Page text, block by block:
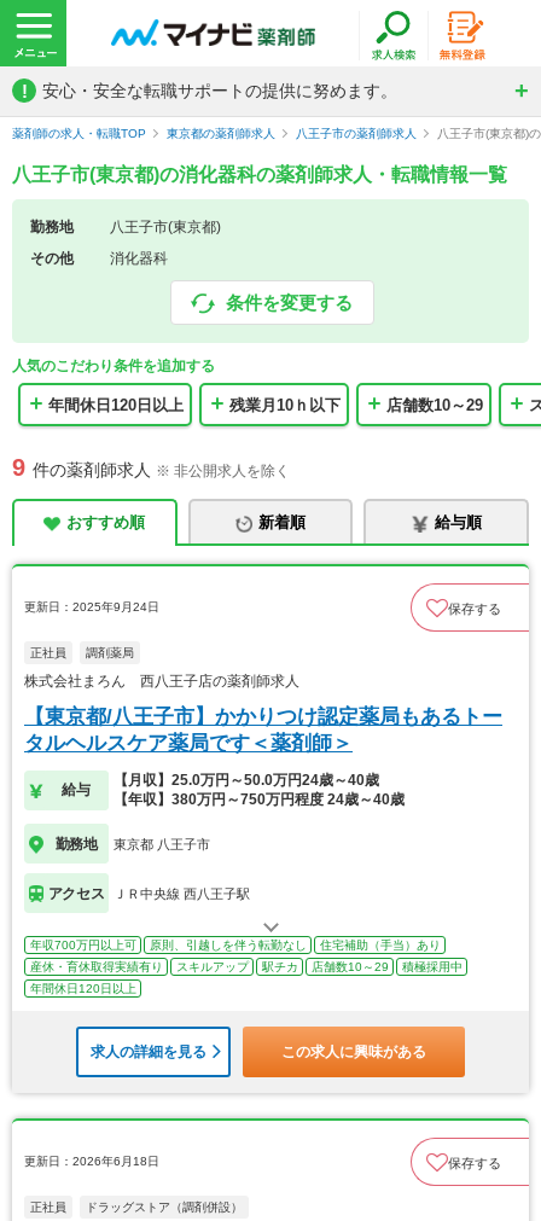
! 安心・安全な転職サポートの提供に努めます。
薬剤師の求人・転職TOP 東京都の薬剤師求人 八王子市の薬剤師求人 八王子市(東京都)
八王子市(東京都)の消化器科の薬剤師求人・転職情報一覧
勤務地
八王子市(東京都)
その他
消化器科
条件を変更する
人気のこだわり条件を追加する
年間休日120日以上 残業月10ｈ以下 店舗数10～29
9 件の薬剤師求人 ※ 非公開求人を除く
おすすめ順 新着順 給与順
更新日：2025年9月24日 保存する
正社員 調剤薬局
株式会社まろん 西八王子店の薬剤師求人
【東京都/八王子市】かかりつけ認定薬局もあるトー
タルヘルスケア薬局です＜薬剤師＞
給与
【月収】25.0万円～50.0万円24歳～40歳
【年収】380万円～750万円程度 24歳～40歳
勤務地 東京都 八王子市
アクセス ＪＲ中央線 西八王子駅
年収700万円以上可 原則、引越しを伴う転勤なし
住宅補助（手当）あり
産休・育休取得実績有り
スキルアップ 駅チカ 店舗数10～29
積極採用中
年間休日120日以上
求人の詳細を見る この求人に興味がある
更新日：2026年6月18日 保存する
正社員 ドラッグストア（調剤併設）